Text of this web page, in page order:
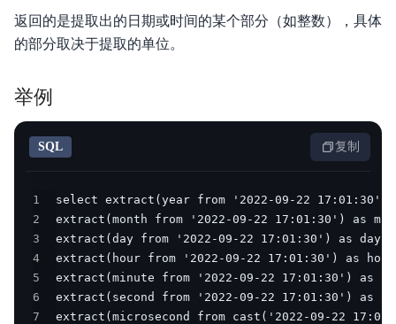
返回的是提取出的日期或时间的某个部分（如整数），具体
的部分取决于提取的单位。
举例
SQL 复制
1
2
3
4
5
6
7
extract(microsecond from cast('2022-09-22